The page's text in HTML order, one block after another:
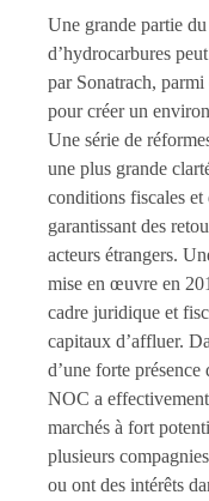
Une grande partie
d’hydrocarbures
par Sonatrach, parmi
pour créer un
Une série de
une plus grande
conditions fiscales et
garantissant des
acteurs étrangers.
mise en œuvre en
cadre juridique et
capitaux d’affluer.
d’une forte présence
NOC a
marchés à fort
plusieurs
ou ont des intérêts